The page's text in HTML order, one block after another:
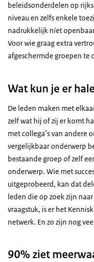
beleidsonderdelen op
niveau en zelfs enkele
nadrukkelijk níet
Voor wie graag extra
afgeschermde groepen te
Wat kun je er
De leden maken met
zelf wat hij of zij er komt
met collega’s van andere
vergelijkbaar onderwerp
bestaande groep of zelf
onderwerp. Wie met
uitgeprobeerd, kan dat
leden die op zoek zijn
vraagstuk, is er het
netwerk. En zo zijn nog
90% ziet